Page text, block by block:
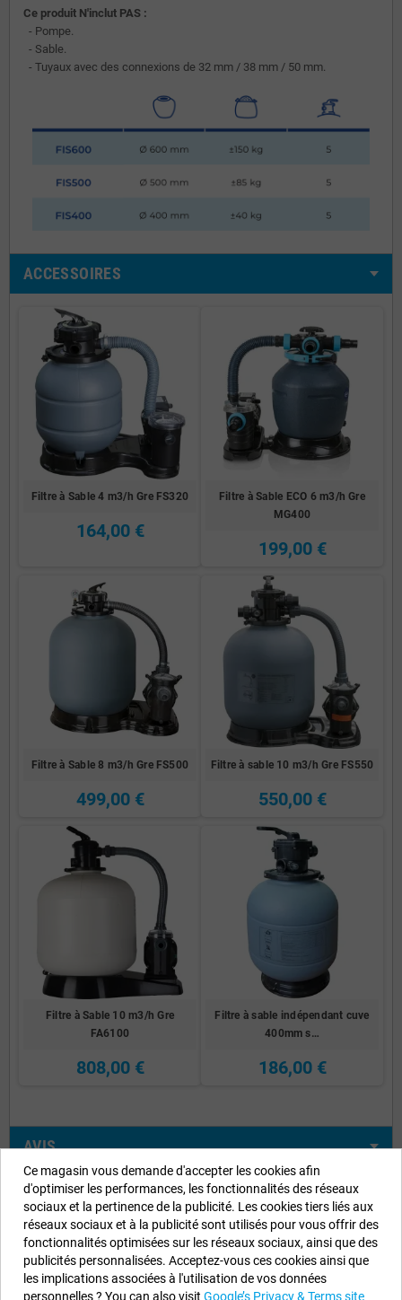
Ce produit N'inclut PAS :
- Pompe.
- Sable.
- Tuyaux avec des connexions de 32 mm / 38 mm / 50 mm.
ACCESSOIRES
Filtre à Sable 4 m3/h Gre FS320
164,00 €
Filtre à Sable ECO 6 m3/h Gre
MG400
199,00 €
Filtre à Sable 8 m3/h Gre FS500
499,00 €
Filtre à sable 10 m3/h Gre FS550
550,00 €
Filtre à Sable 10 m3/h Gre
FA6100
808,00 €
Filtre à sable indépendant cuve
400mm s…
186,00 €
AVIS
Informations sur notre boutique
EYAROC COMPANY SL (FR04851917500)
Appelez-nous maintenant (FR) : 0187 654 060
Ce magasin vous demande d'accepter les cookies afin
d'optimiser les performances, les fonctionnalités des réseaux
sociaux et la pertinence de la publicité. Les cookies tiers liés aux
réseaux sociaux et à la publicité sont utilisés pour vous offrir des
fonctionnalités optimisées sur les réseaux sociaux, ainsi que des
publicités personnalisées. Acceptez-vous ces cookies ainsi que
les implications associées à l'utilisation de vos données
personnelles ? You can also visit Google’s Privacy & Terms site